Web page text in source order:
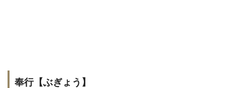
奉行【ぶぎょう】